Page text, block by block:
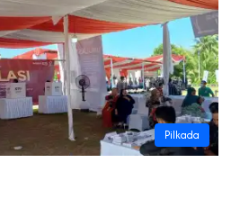
Pilkada